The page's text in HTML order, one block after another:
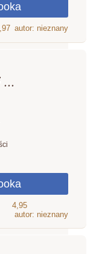
autor: nieznany
4,95
autor: nieznany